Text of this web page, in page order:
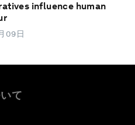
influence human
09日
て